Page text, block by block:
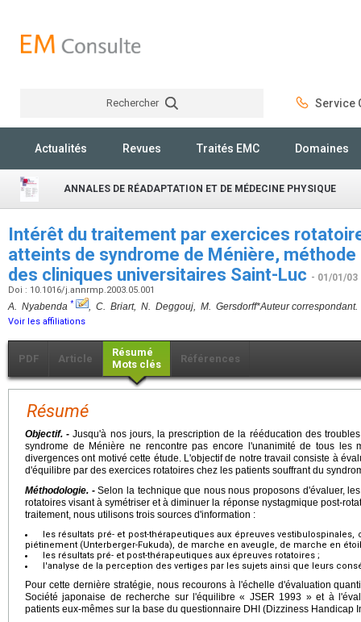
Rechercher Service
Actualités Revues Traités EMC Domaines
ANNALES DE RÉADAPTATION ET DE MÉDECINE PHYSIQUE
Intérêt du traitement par exercices
atteints de syndrome de Ménière, méthode
des cliniques universitaires Saint-Luc - 01/01/03
Doi : 10.1016/j.annrmp.2003.05.001
A. Nyabenda * , C. Briart, N. Deggouj, M. Gersdorff*Auteur correspondant.
Voir les affiliations
PDF Article
Résumé
Mots clés
Références
Résumé
Objectif. - Jusqu'à nos jours, la prescription de la rééducation des
syndrome de Ménière ne rencontre pas encore l'unanimité de tous les
divergences ont motivé cette étude. L'objectif de notre travail consiste à
d'équilibre par des exercices rotatoires chez les patients souffrant du
Méthodologie. -Selon la technique que nous nous proposons d'évaluer,
rotatoires visant à symétriser et à diminuer la réponse nystagmique post-
traitement, nous utilisons trois sources d'information :
les résultats pré- et post-thérapeutiques aux épreuves
piétinement (Unterberger-Fukuda), de marche en aveugle, de marche en
les résultats pré- et post-thérapeutiques aux épreuves rotatoires ;
l'analyse de la perception des vertiges par les sujets ainsi que leurs
Pour cette dernière stratégie, nous recourons à l'échelle d'évaluation
Société japonaise de recherche sur l'équilibre « JSER 1993 » et à
patients eux-mêmes sur la base du questionnaire DHI (Dizziness Handicap